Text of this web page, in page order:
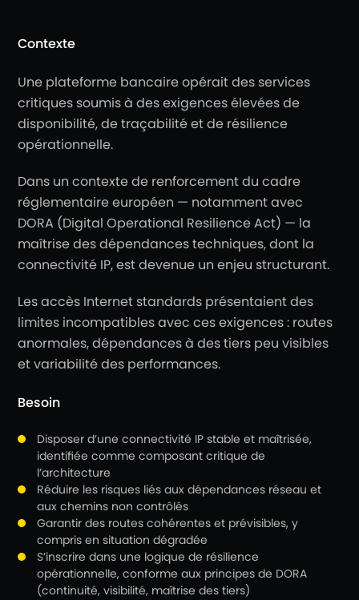
Contexte
Une plateforme bancaire opérait des services
critiques soumis à des exigences élevées de
disponibilité, de traçabilité et de résilience
opérationnelle.
Dans un contexte de renforcement du cadre
réglementaire européen — notamment avec
DORA (Digital Operational Resilience Act) — la
maîtrise des dépendances techniques, dont la
connectivité IP, est devenue un enjeu structurant.
Les accès Internet standards présentaient des
limites incompatibles avec ces exigences : routes
anormales, dépendances à des tiers peu visibles
et variabilité des performances.
Besoin
Disposer d’une connectivité IP stable et maîtrisée,
identifiée comme composant critique de
l’architecture
Réduire les risques liés aux dépendances réseau et
aux chemins non contrôlés
Garantir des routes cohérentes et prévisibles, y
compris en situation dégradée
S’inscrire dans une logique de résilience
opérationnelle, conforme aux principes de DORA
(continuité, visibilité, maîtrise des tiers)